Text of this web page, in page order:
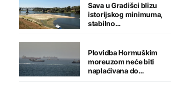
Sava u Gradišci blizu
istorijskog minimuma,
stabilno
vodosnabdijevanje
Plovidba Hormuškim
moreuzom neće biti
naplaćivana do
konačnog sporazuma s